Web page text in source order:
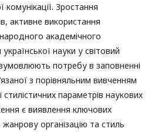
Зростання
активне використання
академічного
науки у світовий
потребу в заповненні
з порівняльним вивченням
стилістичних параметрів наукових
є виявлення ключових
організацію та стиль